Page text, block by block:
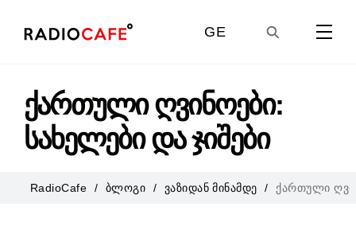
GE
UA
ქართული ღვინოები:
სახელები და ჯიშები
RadioCafe ბლოგი ვაზიდან მინამდე ქართული